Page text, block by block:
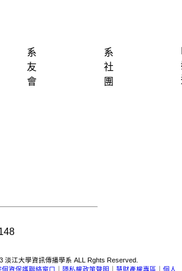
系
友
會
系
社
團
淡江大學資訊傳播學系 ALL Rghts Reserved.
個資保護聯絡窗口 隱私權政策聲明 慧財產權專區 個人